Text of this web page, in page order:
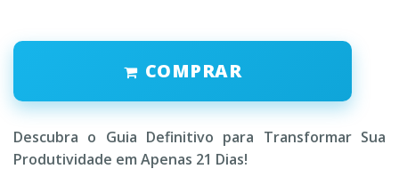
R$47,00
original
R$97,00.
atual
é:
R$34,90.
COMPRAR
Descubra o Guia Definitivo para Transformar Sua
Produtividade em Apenas 21 Dias!